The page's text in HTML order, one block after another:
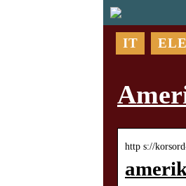
IT
http s://